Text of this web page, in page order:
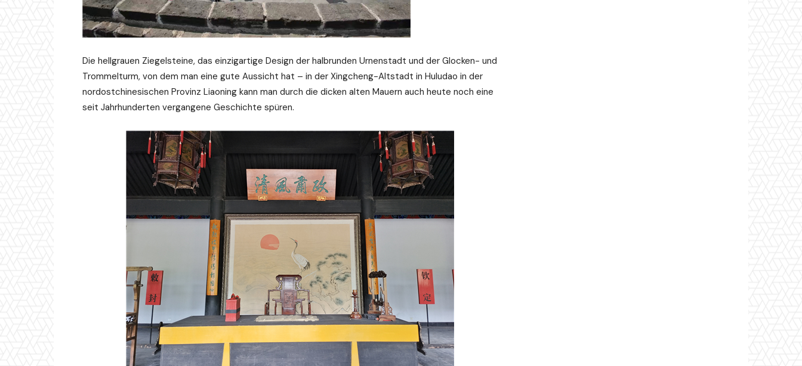
Die hellgrauen Ziegelsteine, das einzigartige Design der halbrunden Urnenstadt und der Glocken- und
Trommelturm, von dem man eine gute Aussicht hat – in der Xingcheng-Altstadt in Huludao in der
nordostchinesischen Provinz Liaoning kann man durch die dicken alten Mauern auch heute noch eine
seit Jahrhunderten vergangene Geschichte spüren.